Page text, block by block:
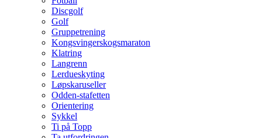
Discgolf
Golf
Gruppetrening
Kongsvingerskogsmaraton
Klatring
Langrenn
Lerdueskyting
Løpskaruseller
Odden-stafetten
Orientering
Sykkel
Ti på Topp